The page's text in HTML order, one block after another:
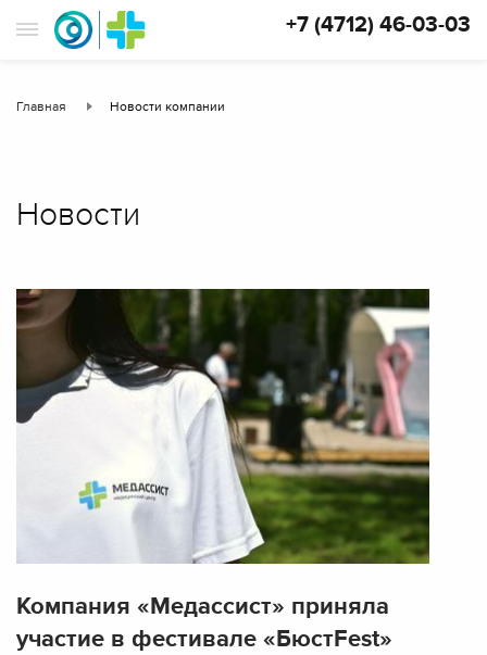
+7 (4712) 46-03-03
Главная Новости компании
Новости
Компания «Медассист» приняла
участие в фестивале «БюстFest»